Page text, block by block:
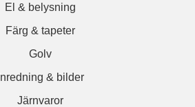
El & belysning
Färg & tapeter
Golv
Inredning & bilder
Järnvaror